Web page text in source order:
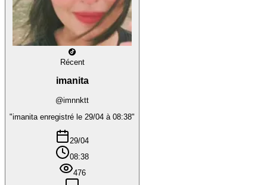
Récent
imanita
@imnnktt
"imanita enregistré le 29/04 à 08:38"
29/04
08:38
476